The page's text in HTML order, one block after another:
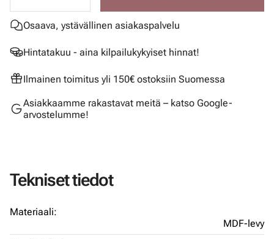
Osaava, ystävällinen asiakaspalvelu
Hintatakuu - aina kilpailukykyiset hinnat!
Ilmainen toimitus yli 150€ ostoksiin Suomessa
Asiakkaamme rakastavat meitä – katso Google-
arvostelumme!
Tekniset tiedot
Materiaali:
MDF-levy